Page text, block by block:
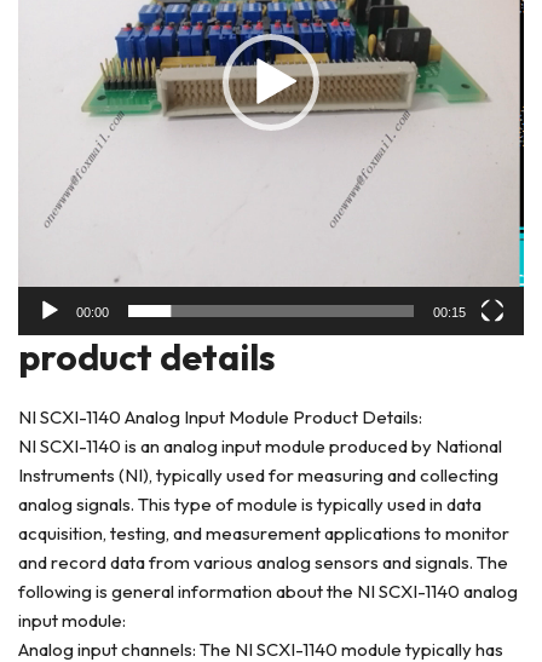
00:00 00:15
product details
NI SCXI-1140 Analog Input Module Product Details:
NI SCXI-1140 is an analog input module produced by National
Instruments (NI), typically used for measuring and collecting
analog signals. This type of module is typically used in data
acquisition, testing, and measurement applications to monitor
and record data from various analog sensors and signals. The
following is general information about the NI SCXI-1140 analog
input module:
Analog input channels: The NI SCXI-1140 module typically has